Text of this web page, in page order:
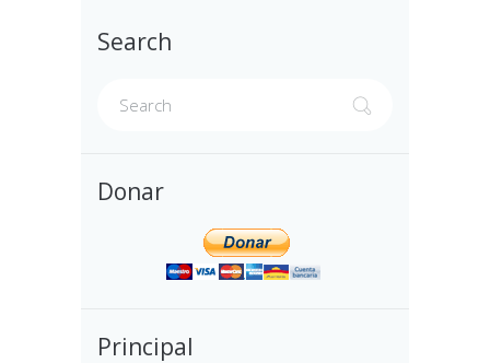
Search
Donar
Principal